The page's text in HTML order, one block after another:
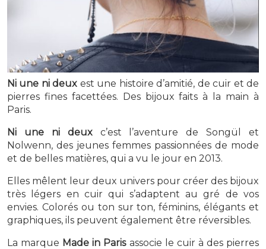
Ni une ni deux est une histoire d’amitié, de cuir et de
pierres fines facettées. Des bijoux faits à la main à
Paris.
Ni une ni deuxc’est l’aventure de Songül et
Nolwenn, des jeunes femmes passionnées de mode
et de belles matières, qui a vu le jour en 2013.
Elles mêlent leur deux univers pour créer des bijoux
très légers en cuir qui s’adaptent au gré de vos
envies. Colorés ou ton sur ton, féminins, élégants et
graphiques, ils peuvent également être réversibles.
La marque Made in Parisassocie le cuir à des pierres